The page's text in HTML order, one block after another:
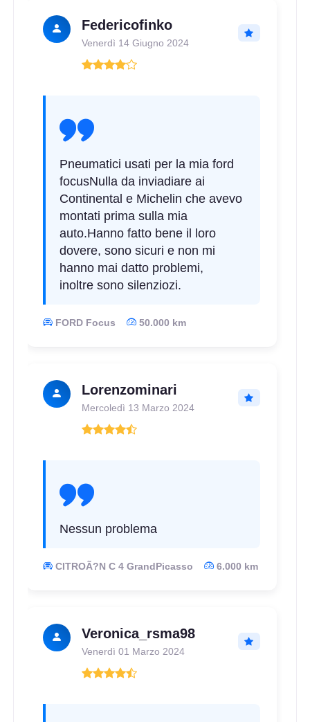
Federicofinko
Venerdì 14 Giugno 2024
Pneumatici usati per la mia ford
focusNulla da inviadiare ai
Continental e Michelin che avevo
montati prima sulla mia
auto.Hanno fatto bene il loro
dovere, sono sicuri e non mi
hanno mai datto problemi,
inoltre sono silenziozi.
FORD Focus 50.000 km
Lorenzominari
Mercoledì 13 Marzo 2024
Nessun problema
CITROÃ?N C 4 GrandPicasso 6.000 km
Veronica_rsma98
Venerdì 01 Marzo 2024